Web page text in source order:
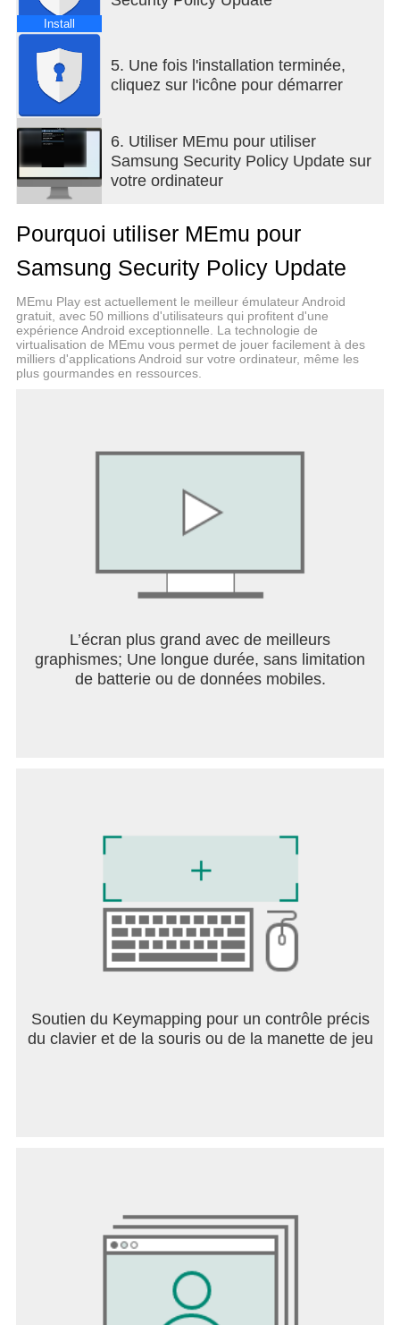
Install
5. Une fois l'installation terminée,
cliquez sur l'icône pour démarrer
6. Utiliser MEmu pour utiliser
Samsung Security Policy Update sur
votre ordinateur
Pourquoi utiliser MEmu pour
Samsung Security Policy Update
MEmu Play est actuellement le meilleur émulateur Android
gratuit, avec 50 millions d'utilisateurs qui profitent d'une
expérience Android exceptionnelle. La technologie de
virtualisation de MEmu vous permet de jouer facilement à des
milliers d'applications Android sur votre ordinateur, même les
plus gourmandes en ressources.
L’écran plus grand avec de meilleurs
graphismes; Une longue durée, sans limitation
de batterie ou de données mobiles.
Soutien du Keymapping pour un contrôle précis
du clavier et de la souris ou de la manette de jeu